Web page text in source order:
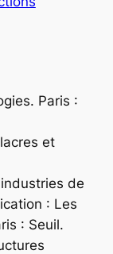
. Paris :
et
de
: Les
: Seuil.